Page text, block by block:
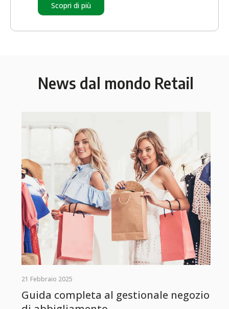
Scopri di più
News dal mondo Retail
21 Febbraio 2025
Guida completa al gestionale negozio